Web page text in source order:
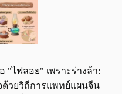
"ไฟลอย" เพราะร่างล้า:
ด้วยวิถีการแพทย์แผนจีน